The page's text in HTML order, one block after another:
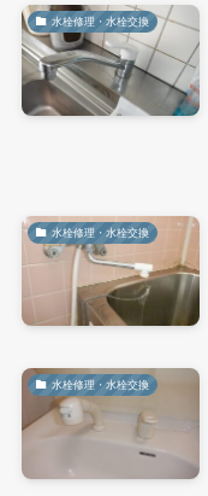
水栓修理・水栓交換
水栓修理・水栓交換
水栓修理・水栓交換